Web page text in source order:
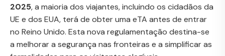
2025, a maioria dos viajantes, incluindo os cidadãos da
UE e dos EUA, terá de obter uma eTA antes de entrar
no Reino Unido. Esta nova regulamentação destina-se
a melhorar a segurança nas fronteiras e a simplificar as